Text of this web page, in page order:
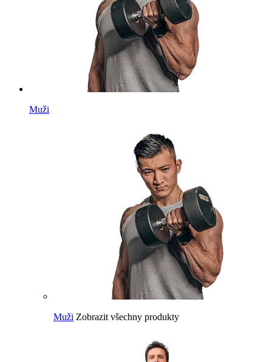
Muži
Muži Zobrazit všechny produkty